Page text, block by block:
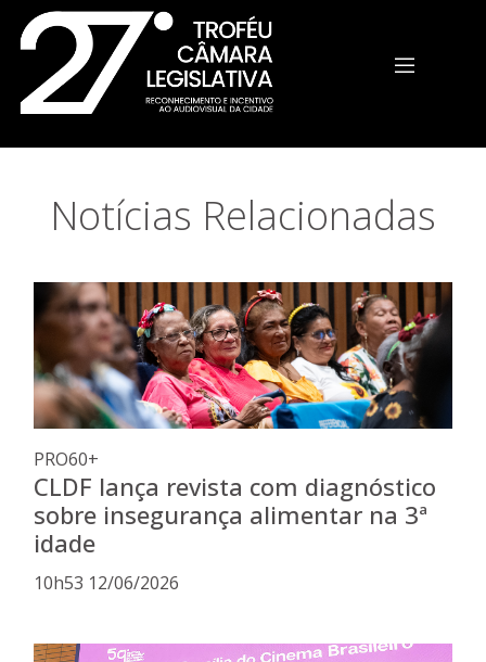
Notícias Relacionadas
PRO60+
CLDF lança revista com diagnóstico
sobre insegurança alimentar na 3ª
idade
10h53 12/06/2026